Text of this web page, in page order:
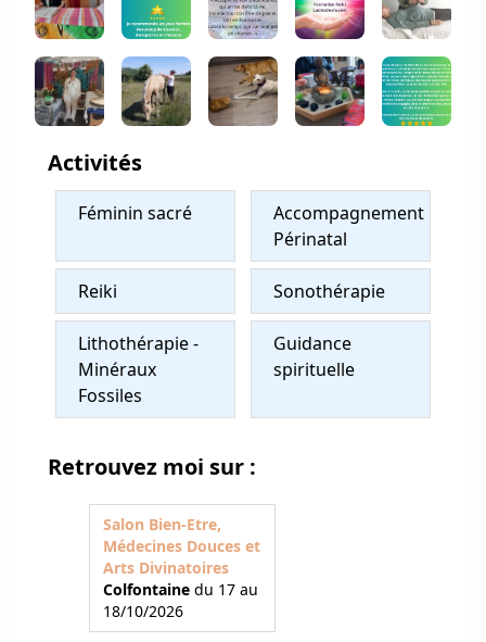
Activités
Féminin sacré
Accompagnement
Périnatal
Reiki Sonothérapie
Lithothérapie -
Minéraux
Fossiles
Guidance
spirituelle
Retrouvez moi sur :
Salon Bien-Etre,
Médecines Douces et
Arts Divinatoires
Colfontainedu 17 au
18/10/2026